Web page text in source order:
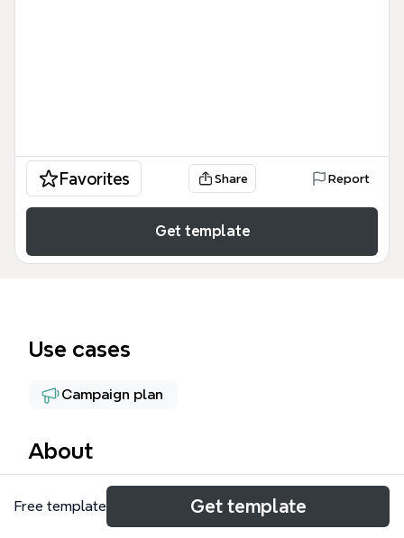
Favorites Share Report
Get template
Use cases
Campaign plan
About
Этот шаблон Рекламный макет mind map
предназначен для маркетологов и SMM-
Free template Get template